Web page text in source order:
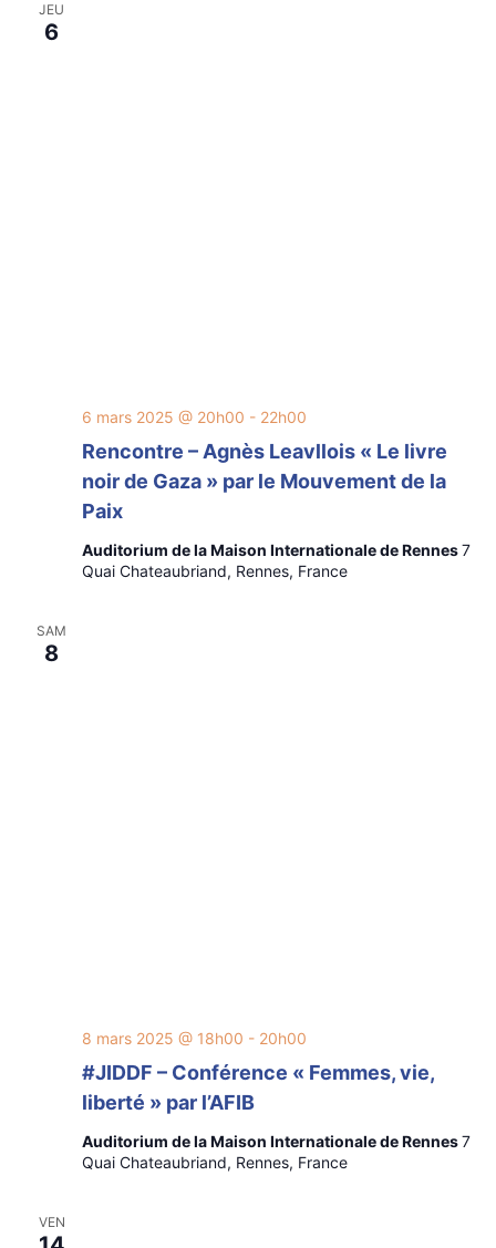
JEU
6
Rencontre – Agnès Leavllois « Le livre
noir de Gaza » par le Mouvement de la
Paix
6 mars 2025 @ 20h00 - 22h00
Auditorium de la Maison Internationale de Rennes7
Quai Chateaubriand, Rennes, France
SAM
8
#JIDDF – Conférence « Femmes, vie,
liberté » par l’AFIB
8 mars 2025 @ 18h00 - 20h00
Auditorium de la Maison Internationale de Rennes7
Quai Chateaubriand, Rennes, France
VEN